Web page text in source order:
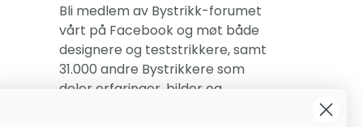
Bli medlem av Bystrikk-forumet
vårt på Facebook og møt både
designere og teststrikkere, samt
31.000 andre Bystrikkere som
deler erfaringer, bilder og